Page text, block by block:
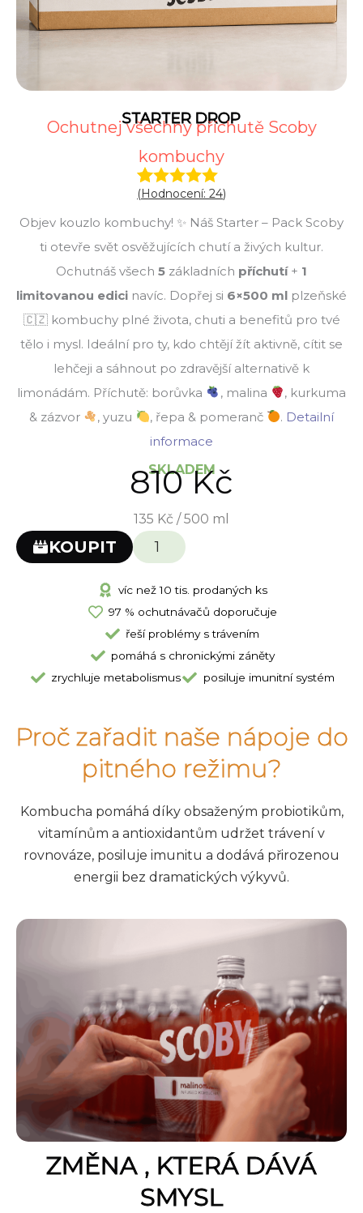
STARTER DROP
Ochutnej všechny příchutě Scoby
kombuchy
Hodnoceno
základě
24
hodnocení
(Hodnocení: 24)
Objev kouzlo kombuchy! ✨ Náš Starter – Pack Scoby
ti otevře svět osvěžujících chutí a živých kultur.
Ochutnáš všech 5 základních příchutí+ 1
limitovanou edici navíc. Dopřej si 6×500 ml plzeňské
🇨🇿 kombuchy plné života, chuti a benefitů pro tvé
tělo i mysl. Ideální pro ty, kdo chtějí žít aktivně, cítit se
lehčeji a sáhnout po zdravější alternativě k
limonádám. Příchutě: borůvka
, malina
, kurkuma
& zázvor
, yuzu , řepa & pomeranč . Detailní
informace
SKLADEM
810Kč
135 Kč / 500 ml
STARTER
DROP
množství
KOUPIT
víc než 10 tis. prodaných ks
97 % ochutnávačů doporučuje
řeší problémy s trávením
pomáhá s chronickými záněty
zrychluje metabolismus
posiluje imunitní systém
Proč zařadit naše nápoje do
pitného režimu?
Kombucha pomáhá díky obsaženým probiotikům,
vitamínům a antioxidantům udržet trávení v
rovnováze, posiluje imunitu a dodává přirozenou
energii bez dramatických výkyvů.
ZMĚNA , KTERÁ DÁVÁ
SMYSL